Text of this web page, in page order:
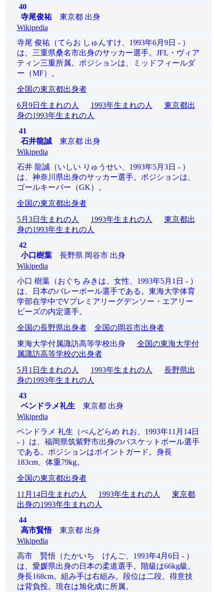
40
寺尾俊祐東京都 出身
Wikipedia
寺尾 俊祐（てらお しゅんすけ、1993年6月9日 - ）
は、三重県桑名市出身のサッカー選手。JFL・ヴィア
ティン三重所属。ポジションは、ミッドフィールダ
ー（MF）。
全国の東京都出身者
6月9日生まれの人
1993年生まれの人
東京都出
身の1993年生まれの人
41
石井龍誠東京都 出身
Wikipedia
石井 龍誠（いしい りゅうせい、1993年5月3日 - ）
は、神奈川県出身のサッカー選手。ポジションは、
ゴールキーパー（GK）。
全国の東京都出身者
5月3日生まれの人
1993年生まれの人
東京都出
身の1993年生まれの人
42
小口樹葉長野県 岡谷市 出身
Wikipedia
小口 樹葉（おぐち みきは、女性、1993年5月1日 - ）
は、日本のバレーボール選手である。東海大学体育
学部在学中でVプレミアリーグデンソー・エアリー
ビーズの内定選手。
全国の長野県出身者
全国の岡谷市出身者
東海大学付属諏訪高等学校出身 全国の東海大学付
属諏訪高等学校の出身者
5月1日生まれの人
1993年生まれの人
長野県出
身の1993年生まれの人
43
ベンドラメ礼生 東京都 出身
Wikipedia
ベンドラメ 礼生（べんどらめ れお、1993年11月14日
- ）は、福岡県筑紫野市出身のバスケットボール選手
である。ポジションはポイントガード。身長
183cm、体重79kg。
全国の東京都出身者
11月14日生まれの人
1993年生まれの人
東京都
出身の1993年生まれの人
44
高市賢悟東京都 出身
Wikipedia
高市 賢悟（たかいち けんご、1993年4月6日 - ）
は、愛媛県出身の日本の柔道選手。階級は66kg級。
身長168cm。組み手は右組み。段位は二段。得意技
は背負投。現在は旭化成に所属。